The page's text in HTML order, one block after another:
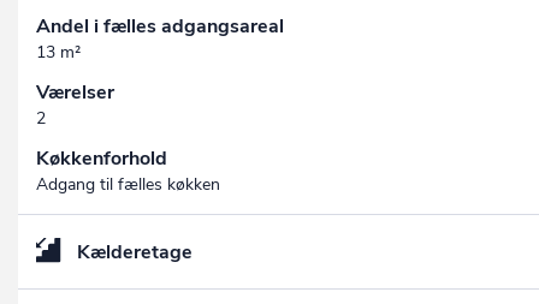
Andel i fælles adgangsareal
13 m²
Værelser
2
Køkkenforhold
Adgang til fælles køkken
Kælderetage